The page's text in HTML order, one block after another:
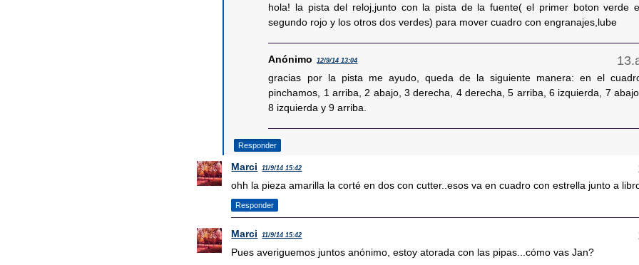
hola! la pista del reloj,junto con la pista de la fuente( el primer boton verde
segundo rojo y los otros dos verdes) para mover cuadro con engranajes,lube
Anónimo 12/9/14 13:04
gracias por la pista me ayudo, queda de la siguiente manera: en el
pinchamos, 1 arriba, 2 abajo, 3 derecha, 4 derecha, 5 arriba, 6 izquierda, 7
8 izquierda y 9 arriba.
Responder
Marci 11/9/14 15:42
ohh la pieza amarilla la corté en dos con cutter..esos va en cuadro con estrella junto a
Responder
Marci 11/9/14 15:42
Pues averiguemos juntos anónimo, estoy atorada con las pipas...cómo vas Jan?